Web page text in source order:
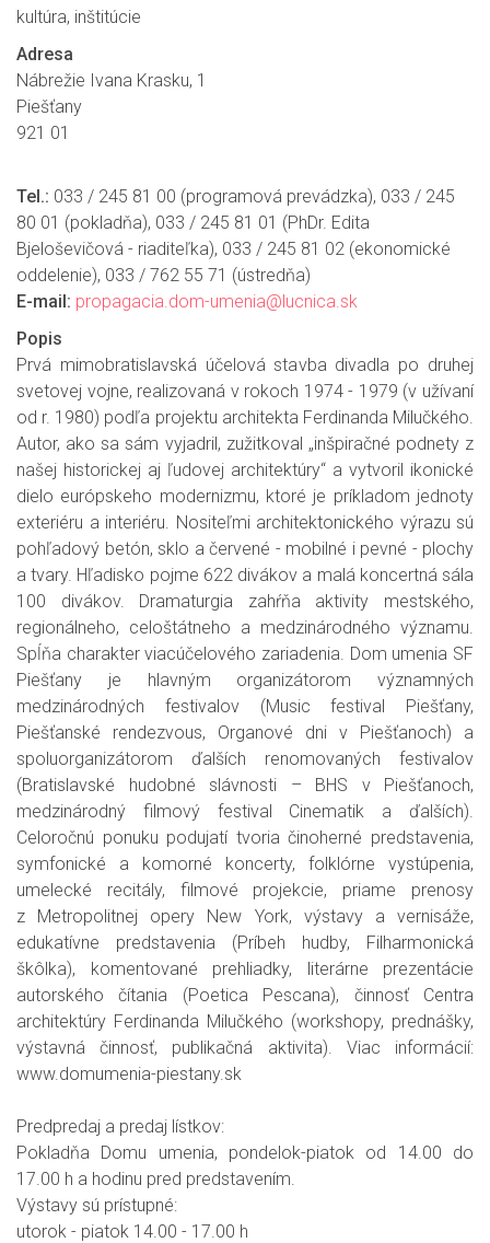
kultúra, inštitúcie
Adresa
Nábrežie Ivana Krasku, 1
Piešťany
921 01
Tel.: 033 / 245 81 00 (programová prevádzka), 033 / 245
80 01 (pokladňa), 033 / 245 81 01 (PhDr. Edita
Bjeloševičová - riaditeľka), 033 / 245 81 02 (ekonomické
oddelenie), 033 / 762 55 71 (ústredňa)
E-mail: propagacia.dom-umenia@lucnica.sk
Popis
Prvá mimobratislavská účelová stavba divadla po druhej
svetovej vojne, realizovaná v rokoch 1974 - 1979 (v užívaní
od r. 1980) podľa projektu architekta Ferdinanda Milučkého.
Autor, ako sa sám vyjadril, zužitkoval „inšpiračné podnety z
našej historickej aj ľudovej architektúry“ a vytvoril ikonické
dielo európskeho modernizmu, ktoré je príkladom jednoty
exteriéru a interiéru. Nositeľmi architektonického výrazu sú
pohľadový betón, sklo a červené - mobilné i pevné - plochy
a tvary. Hľadisko pojme 622 divákov a malá koncertná sála
100 divákov. Dramaturgia zahŕňa aktivity mestského,
regionálneho, celoštátneho a medzinárodného významu.
Spĺňa charakter viacúčelového zariadenia. Dom umenia SF
Piešťany je hlavným organizátorom významných
medzinárodných festivalov (Music festival Piešťany,
Piešťanské rendezvous, Organové dni v Piešťanoch) a
spoluorganizátorom ďalších renomovaných festivalov
(Bratislavské hudobné slávnosti – BHS v Piešťanoch,
medzinárodný filmový festival Cinematik a ďalších).
Celoročnú ponuku podujatí tvoria činoherné predstavenia,
symfonické a komorné koncerty, folklórne vystúpenia,
umelecké recitály, filmové projekcie, priame prenosy
z Metropolitnej opery New York, výstavy a vernisáže,
edukatívne predstavenia (Príbeh hudby, Filharmonická
škôlka), komentované prehliadky, literárne prezentácie
autorského čítania (Poetica Pescana), činnosť Centra
architektúry Ferdinanda Milučkého (workshopy, prednášky,
výstavná činnosť, publikačná aktivita). Viac informácií:
www.domumenia-piestany.sk
Predpredaj a predaj lístkov:
Pokladňa Domu umenia, pondelok-piatok od 14.00 do
17.00 h a hodinu pred predstavením.
Výstavy sú prístupné:
utorok - piatok 14.00 - 17.00 h